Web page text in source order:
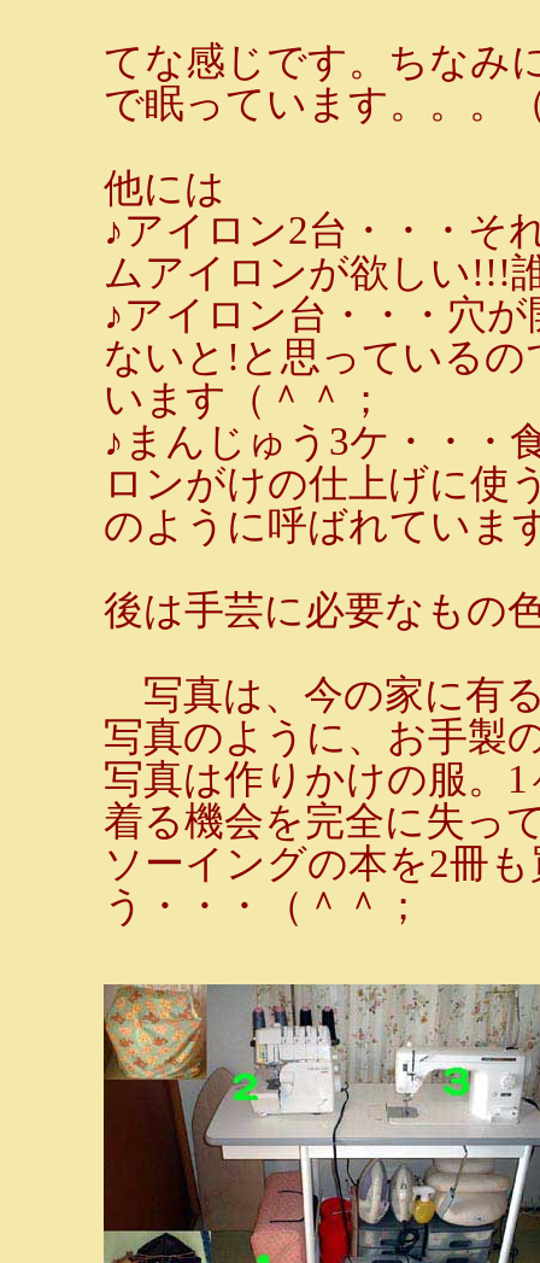
てな感じです。ちなみ
で眠っています。。。
他には
♪アイロン2台・・・そ
ムアイロンが欲しい!!!
♪アイロン台・・・穴
ないと!と思っている
います（＾＾；
♪まんじゅう3ケ・・・
ロンがけの仕上げに使
のように呼ばれていま
後は手芸に必要なもの
写真は、今の家に有
写真のように、お手製
写真は作りかけの服。
着る機会を完全に失っ
ソーイングの本を2冊
う・・・（＾＾；